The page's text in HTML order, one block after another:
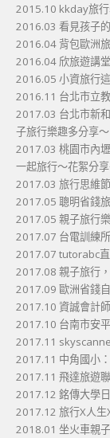
2015.10 kkday旅行
2016.03 看見孩子
2016.04 背包歐洲
2016.04 欣旅遊講
2016.05 小資旅行
2016.11 台北市立
2017.03 台北市新
子旅行樂趣多分享～
2017.03 桃園市內
一起旅行～花絮分
2017.03 旅行思維
2017.05 聰明省錢
2017.05 親子旅行
2017.07 台電訓練
2017.07 tutorabc
2017.08 親子旅行
2017.09 歐洲省錢
2017.10 資誠會計
2017.10 台南市安
2017.11
2017.11 中角國小
2017.11 飛達旅遊
2017.12 銘傳大學
2017.12 旅行X人生
2018.01 坐火車親